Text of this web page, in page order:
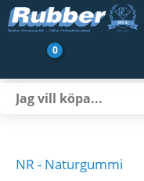
0
NR - Naturgummi